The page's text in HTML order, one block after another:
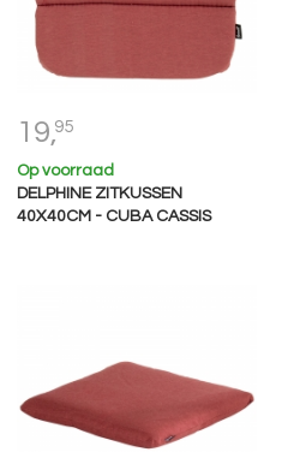
19,95
Op voorraad
DELPHINE ZITKUSSEN
40X40CM - CUBA CASSIS